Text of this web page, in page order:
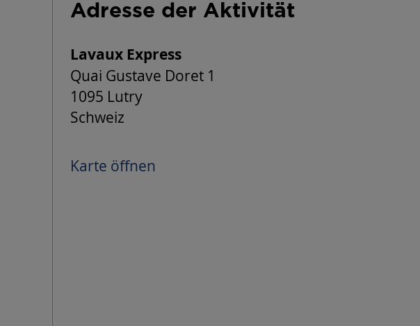
Adresse der Aktivität
Lavaux Express
Quai Gustave Doret 1
1095 Lutry
Schweiz
Karte öffnen